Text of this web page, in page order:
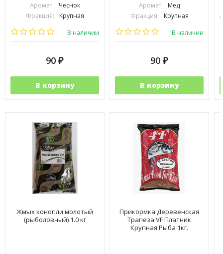
Аромат:
Чеснок
Фракция:
Крупная
Вес упаковки:
В наличии
90 ₽
В корзину
Аромат:
Мед
Фракция:
Крупная
Вес упаковки:
В наличии
90 ₽
В корзину
Жмых конопли молотый
(рыболовный) 1.0 кг
Прикормка Деревенская
Трапеза VF Платник
Крупная Рыба 1кг.